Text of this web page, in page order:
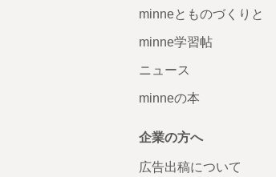
minneとものづくりと
minne学習帖
ニュース
minneの本
企業の方へ
広告出稿について